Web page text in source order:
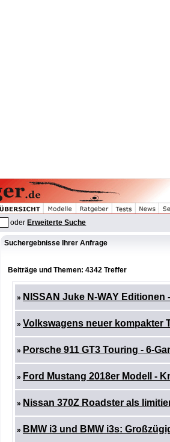
oder Erweiterte Suche
Suchergebnisse Ihrer Anfrage
Beiträge und Themen: 4342 Treffer
» NISSAN Juke N-WAY
» Volkswagens neuer kompakter
» Porsche 911 GT3 Touring - 6-
» Ford Mustang 2018er Modell -
» Nissan 370Z Roadster als
» BMW i3 und BMW i3s: